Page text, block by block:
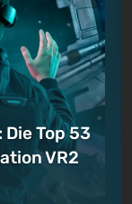
Top 53
VR2